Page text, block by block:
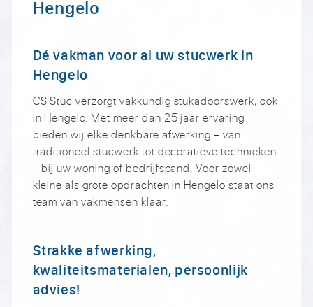
Hengelo
Dé vakman voor al uw stucwerk in
Hengelo
CS Stuc verzorgt vakkundig stukadoorswerk, ook
in Hengelo. Met meer dan 25 jaar ervaring
bieden wij elke denkbare afwerking – van
traditioneel stucwerk tot decoratieve technieken
– bij uw woning of bedrijfspand. Voor zowel
kleine als grote opdrachten in Hengelo staat ons
team van vakmensen klaar.
Strakke afwerking,
kwaliteitsmaterialen, persoonlijk
advies!